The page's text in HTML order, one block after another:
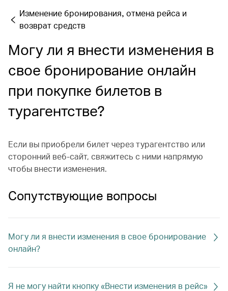
Изменение бронирования, отмена рейса и
возврат средств
Могу ли я внести изменения в
свое бронирование онлайн
при покупке билетов в
турагентстве?
Если вы приобрели билет через турагентство или
сторонний веб-сайт, свяжитесь с ними напрямую
чтобы внести изменения.
Сопутствующие вопросы
Могу ли я внести изменения в свое бронирование
онлайн?
Я не могу найти кнопку «Внести изменения в рейс»